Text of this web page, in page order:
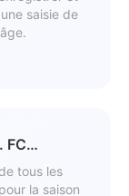
saisie de
FC
tous les
la saison